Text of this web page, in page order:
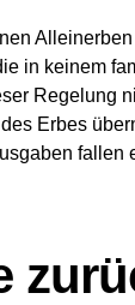
in keinem
Regelung
Erbes
fallen